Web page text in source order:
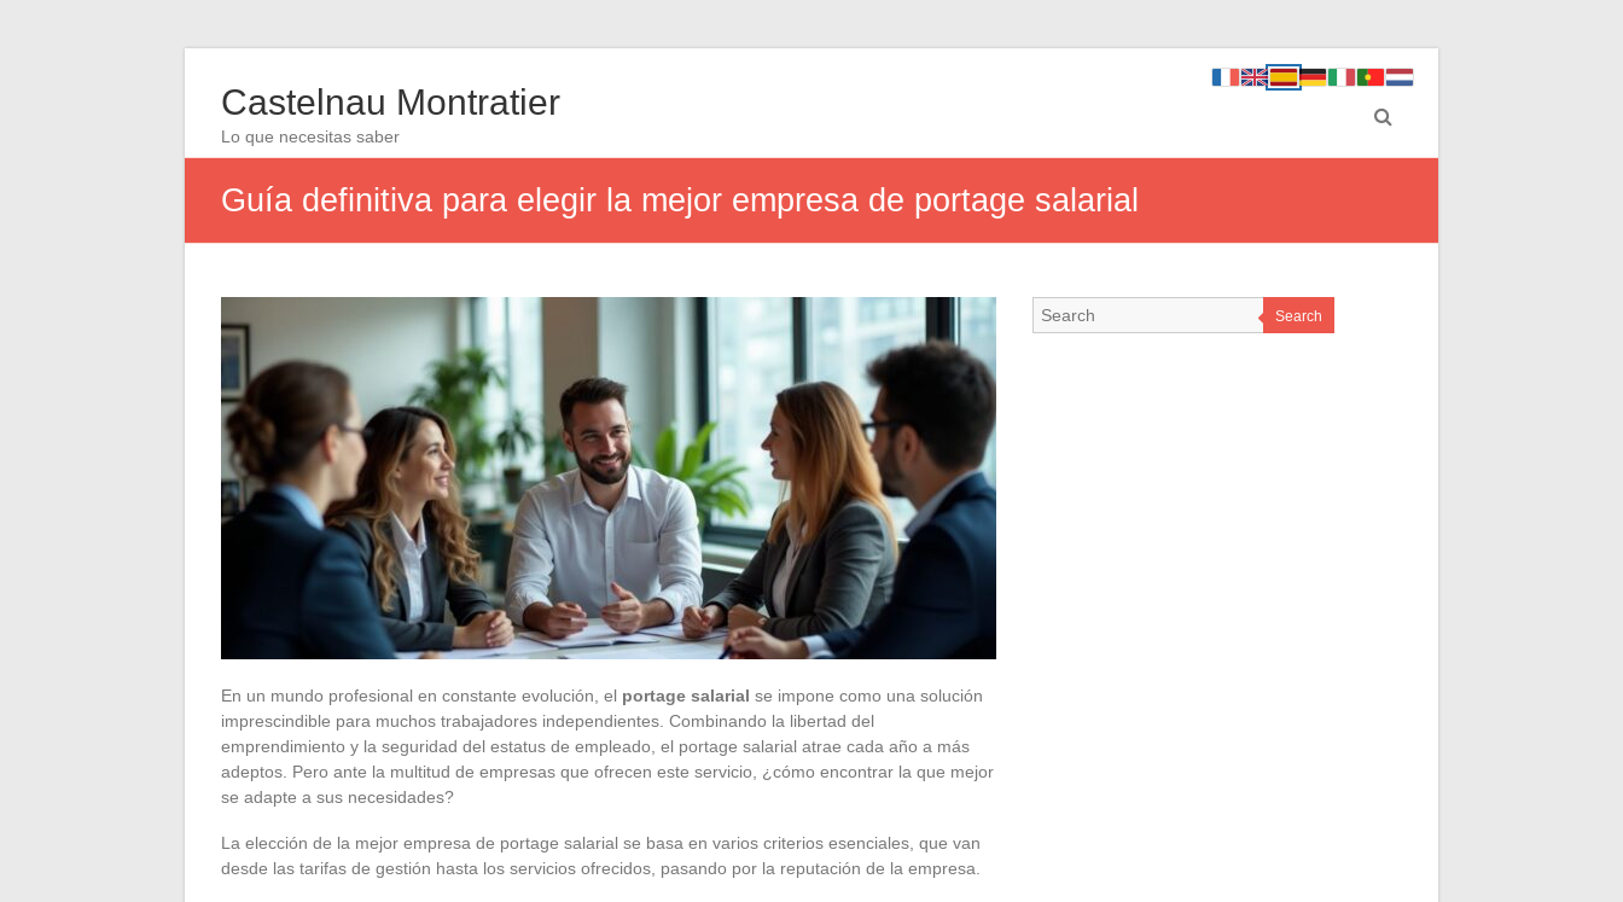
Castelnau Montratier
Lo que necesitas saber
Guía definitiva para elegir la mejor empresa de portage salarial
En un mundo profesional en constante evolución, el portage salarial se impone como una solución
imprescindible para muchos trabajadores independientes. Combinando la libertad del
emprendimiento y la seguridad del estatus de empleado, el portage salarial atrae cada año a más
adeptos. Pero ante la multitud de empresas que ofrecen este servicio, ¿cómo encontrar la que mejor
se adapte a sus necesidades?
La elección de la mejor empresa de portage salarial se basa en varios criterios esenciales, que van
desde las tarifas de gestión hasta los servicios ofrecidos, pasando por la reputación de la empresa.
Search